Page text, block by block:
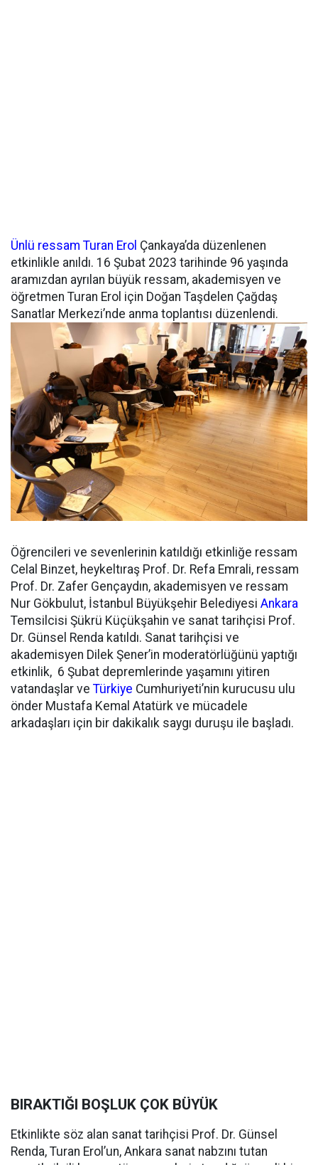
Ünlü ressam Turan Erol Çankaya’da düzenlenen
etkinlikle anıldı. 16 Şubat 2023 tarihinde 96 yaşında
aramızdan ayrılan büyük ressam, akademisyen ve
öğretmen Turan Erol için Doğan Taşdelen Çağdaş
Sanatlar Merkezi’nde anma toplantısı düzenlendi.
Öğrencileri ve sevenlerinin katıldığı etkinliğe ressam
Celal Binzet, heykeltıraş Prof. Dr. Refa Emrali, ressam
Prof. Dr. Zafer Gençaydın, akademisyen ve ressam
Nur Gökbulut, İstanbul Büyükşehir Belediyesi Ankara
Temsilcisi Şükrü Küçükşahin ve sanat tarihçisi Prof.
Dr. Günsel Renda katıldı. Sanat tarihçisi ve
akademisyen Dilek Şener’in moderatörlüğünü yaptığı
etkinlik, 6 Şubat depremlerinde yaşamını yitiren
vatandaşlar ve Türkiye Cumhuriyeti’nin kurucusu ulu
önder Mustafa Kemal Atatürk ve mücadele
arkadaşları için bir dakikalık saygı duruşu ile başladı.
BIRAKTIĞI BOŞLUK ÇOK BÜYÜK
Etkinlikte söz alan sanat tarihçisi Prof. Dr. Günsel
Renda, Turan Erol’un, Ankara sanat nabzını tutan